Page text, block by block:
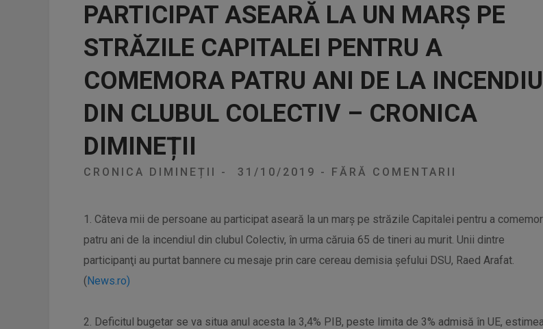
PARTICIPAT ASEARĂ LA UN MARŞ PE
STRĂZILE CAPITALEI PENTRU A
COMEMORA PATRU ANI DE LA
DIN CLUBUL COLECTIV – CRONICA
DIMINEȚII
CRONICA DIMINEȚII - 31/10/2019 - FĂRĂ COMENTARII
1. Câteva mii de persoane au participat aseară la un marş pe străzile Capitalei pentru a
patru ani de la incendiul din clubul Colectiv, în urma căruia 65 de tineri au murit. Unii dintre
participanţi au purtat bannere cu mesaje prin care cereau demisia şefului DSU, Raed Arafat.
(News.ro)
2. Deficitul bugetar se va situa anul acesta la 3,4% PIB, peste limita de 3% admisă în UE,